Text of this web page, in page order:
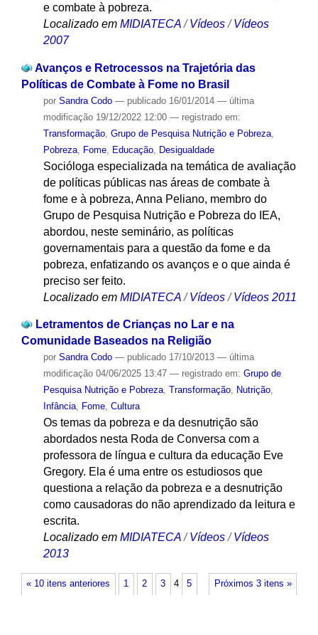
e combate à pobreza.
Localizado em MIDIATECA /Vídeos /Vídeos
2007
Avanços e Retrocessos na Trajetória das
Políticas de Combate à Fome no Brasil
por Sandra Codo — publicado16/01/2014 — última
modificação19/12/2022 12:00 — registrado em:
Transformação, Grupo de Pesquisa Nutrição e Pobreza,
Pobreza, Fome, Educação, Desigualdade
Socióloga especializada na temática de avaliação
de políticas públicas nas áreas de combate à
fome e à pobreza, Anna Peliano, membro do
Grupo de Pesquisa Nutrição e Pobreza do IEA,
abordou, neste seminário, as políticas
governamentais para a questão da fome e da
pobreza, enfatizando os avanços e o que ainda é
preciso ser feito.
Localizado em MIDIATECA /Vídeos /Vídeos 2011
Letramentos de Crianças no Lar e na
Comunidade Baseados na Religião
por Sandra Codo — publicado17/10/2013 — última
modificação04/06/2025 13:47 — registrado em: Grupo de
Pesquisa Nutrição e Pobreza, Transformação, Nutrição,
Infância, Fome, Cultura
Os temas da pobreza e da desnutrição são
abordados nesta Roda de Conversa com a
professora de língua e cultura da educação Eve
Gregory. Ela é uma entre os estudiosos que
questiona a relação da pobreza e a desnutrição
como causadoras do não aprendizado da leitura e
escrita.
Localizado em MIDIATECA /Vídeos /Vídeos
2013
« 10 itens anteriores Próximos 3 itens »
1 2 3 4 5